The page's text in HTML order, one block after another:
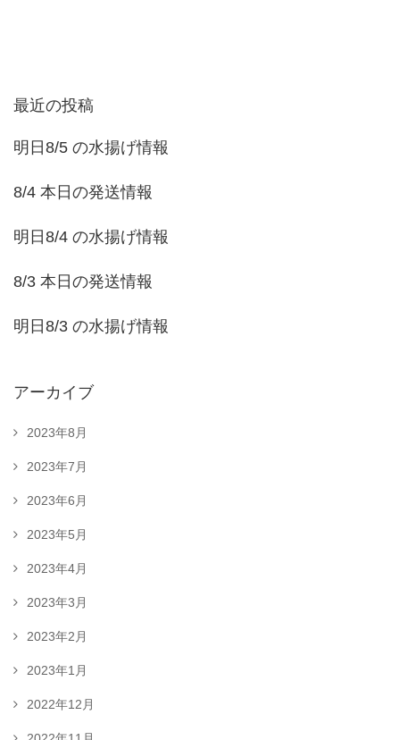
最近の投稿
明日8/5 の水揚げ情報
8/4 本日の発送情報
明日8/4 の水揚げ情報
8/3 本日の発送情報
明日8/3 の水揚げ情報
アーカイブ
2023年8月
2023年7月
2023年6月
2023年5月
2023年4月
2023年3月
2023年2月
2023年1月
2022年12月